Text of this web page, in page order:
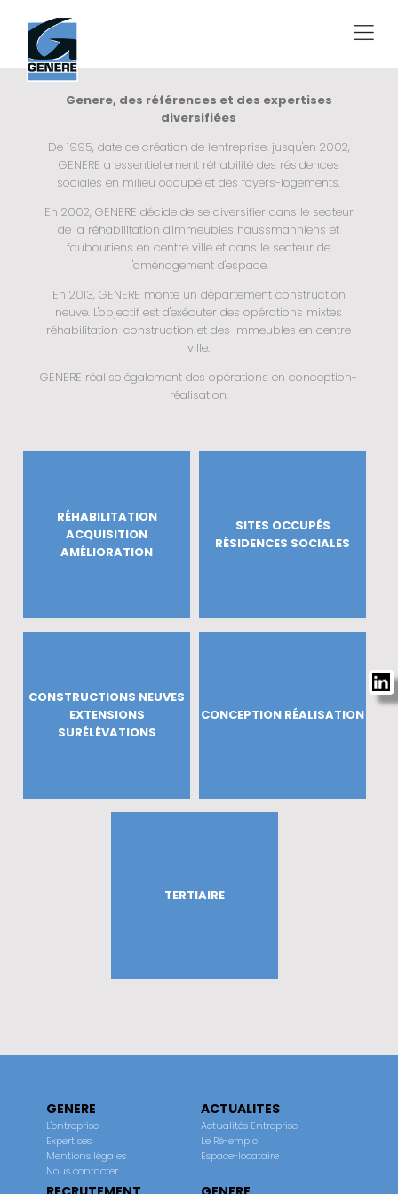
Genere, des références et des expertises
diversifiées
​De 1995, date de création de l'entreprise, jusqu'en 2002,
GENERE a essentiellement réhabilité des résidences
sociales en milieu occupé et des foyers-logements.
En 2002, GENERE décide de se diversifier dans le secteur
de la réhabilitation d'immeubles haussmanniens et
faubouriens en centre ville et dans le secteur de
l'aménagement d'espace.
En 2013, GENERE monte un département construction
neuve. L'objectif est d'exécuter des opérations mixtes
réhabilitation-construction et des immeubles en centre
ville.
GENERE réalise également des opérations en conception-
réalisation.
RÉHABILITATION
ACQUISITION
AMÉLIORATION
SITES OCCUPÉS
RÉSIDENCES SOCIALES
CONSTRUCTIONS NEUVES
EXTENSIONS
SURÉLÉVATIONS
CONCEPTION RÉALISATION
TERTIAIRE
GENERE
L'entreprise
Expertises
Mentions légales
Nous contacter
ACTUALITES
Actualités Entreprise
Le Ré-emploi
Espace-locataire